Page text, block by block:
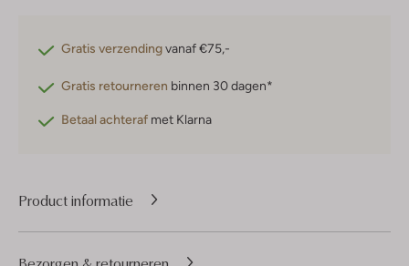
Gratis verzendingvanaf €75,-
Gratis retourneren binnen 30 dagen*
Betaal achteraf met Klarna
Product informatie